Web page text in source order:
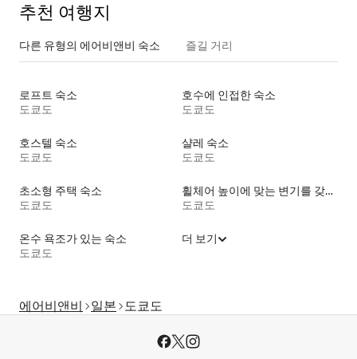
추천 여행지
다른 유형의 에어비앤비 숙소 즐길 거리
로프트 숙소
도쿄도
호수에 인접한 숙소
도쿄도
호스텔 숙소
도쿄도
샬레 숙소
도쿄도
초소형 주택 숙소
도쿄도
휠체어 높이에 맞는 변기를 갖춘 숙소
도쿄도
온수 욕조가 있는 숙소
도쿄도
더 보기
에어비앤비 일본 도쿄도